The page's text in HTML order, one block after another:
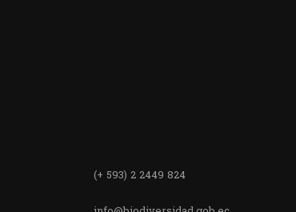
(+ 593) 2 2449 824